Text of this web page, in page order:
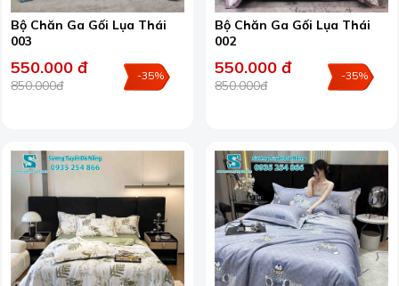
Bộ Chăn Ga Gối Lụa Thái
003
550.000 đ
850.000đ
-35%
Bộ Chăn Ga Gối Lụa Thái
002
550.000 đ
850.000đ
-35%